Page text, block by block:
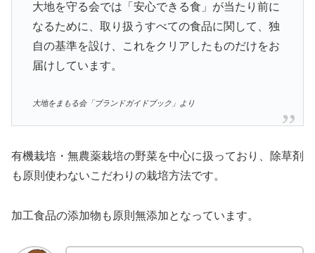
大地を守る会では「安心できる食」が当たり前に
なるために、取り扱うすべての食品に関して、独
自の基準を設け、これをクリアしたものだけをお
届けしています。
大地をまもる会「ブランドガイドブック」より
有機栽培・無農薬栽培の野菜を中心に扱っており、除草剤
も原則使わないこだわりの栽培方法です。
加工食品の添加物も原則無添加となっています。